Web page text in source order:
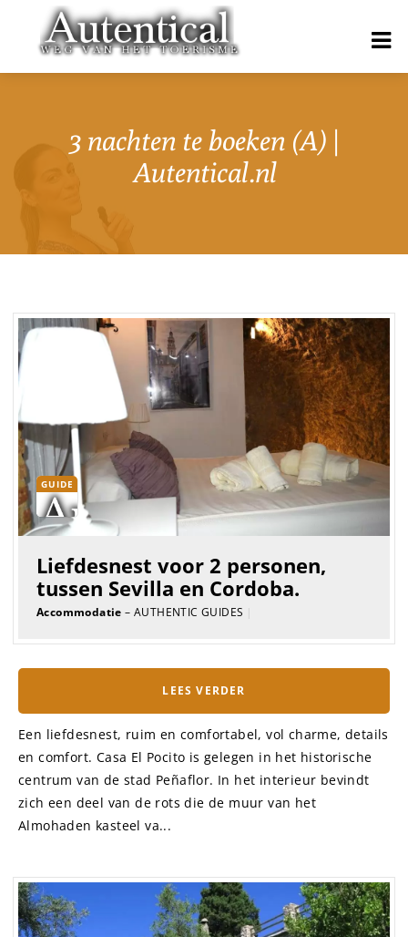
3 nachten te boeken (A) |
Autentical.nl
GUIDE
Liefdesnest voor 2 personen,
tussen Sevilla en Cordoba.
Accommodatie – AUTHENTIC GUIDES |
LEES VERDER
Een liefdesnest, ruim en comfortabel, vol charme, details
en comfort. Casa El Pocito is gelegen in het historische
centrum van de stad Peñaflor. In het interieur bevindt
zich een deel van de rots die de muur van het
Almohaden kasteel va...